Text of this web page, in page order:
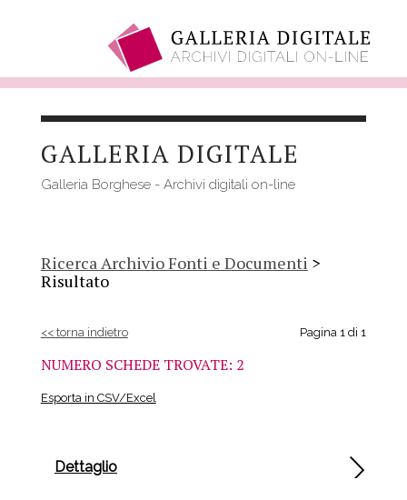
contenutoGALLERIA DIGITALE
Galleria Borghese - Archivi digitali on-line
Ricerca Archivio Fonti e Documenti >
Risultato
<< torna indietro Pagina 1 di 1
NUMERO SCHEDE TROVATE: 2
Esporta in CSV/Excel
Dettaglio